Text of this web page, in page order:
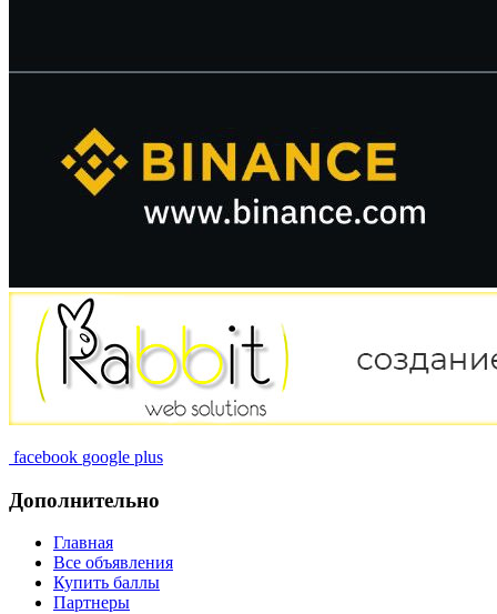
facebook google plus
Дополнительно
Главная
Все объявления
Купить баллы
Партнеры